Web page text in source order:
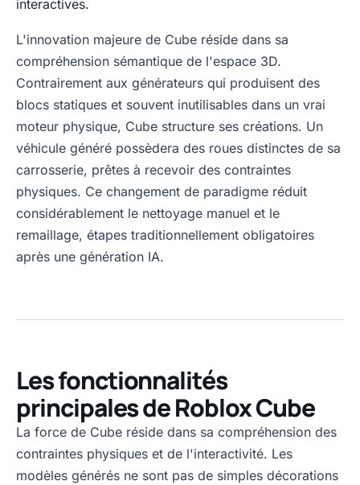
interactives.
L'innovation majeure de Cube réside dans sa
compréhension sémantique de l'espace 3D.
Contrairement aux générateurs qui produisent des
blocs statiques et souvent inutilisables dans un vrai
moteur physique, Cube structure ses créations. Un
véhicule généré possèdera des roues distinctes de sa
carrosserie, prêtes à recevoir des contraintes
physiques. Ce changement de paradigme réduit
considérablement le nettoyage manuel et le
remaillage, étapes traditionnellement obligatoires
après une génération IA.
Les fonctionnalités
principales de Roblox Cube
La force de Cube réside dans sa compréhension des
contraintes physiques et de l'interactivité. Les
modèles générés ne sont pas de simples décorations